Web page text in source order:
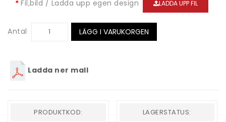
Fil,bild / Ladda upp egen design LADDA UPP FIL
Antal LÄGG I VARUKORGEN
Ladda ner mall
PRODUKTKOD: LAGERSTATUS: